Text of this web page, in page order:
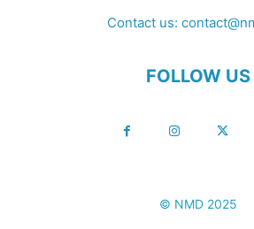
Contact us:
FOLLOW US
© NMD 2025